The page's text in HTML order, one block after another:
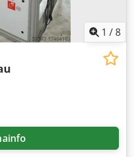
1 /8